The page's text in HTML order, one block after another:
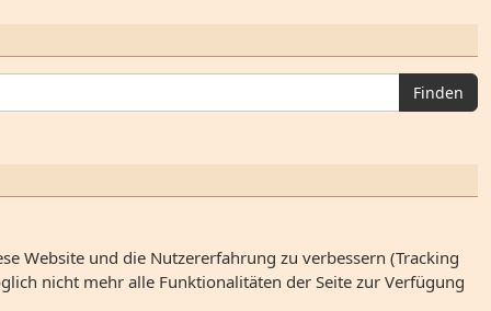
Finden
Website und die Nutzererfahrung zu verbessern (Tracking
nicht mehr alle Funktionalitäten der Seite zur Verfügung